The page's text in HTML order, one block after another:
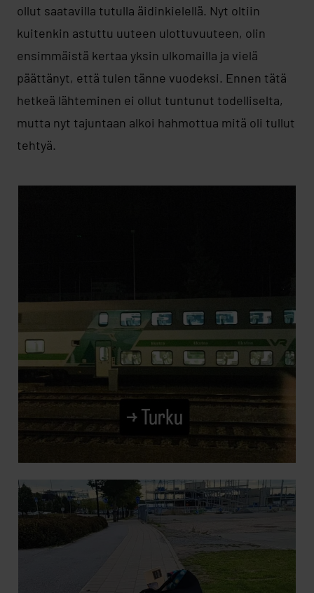
ollut saatavilla tutulla äidinkielellä. Nyt oltiin
kuitenkin astuttu uuteen ulottuvuuteen, olin
ensimmäistä kertaa yksin ulkomailla ja vielä
päättänyt, että tulen tänne vuodeksi. Ennen tätä
hetkeä lähteminen ei ollut tuntunut todelliselta,
mutta nyt tajuntaan alkoi hahmottua mitä oli tullut
tehtyä.